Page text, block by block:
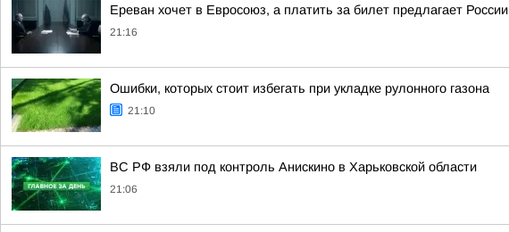
Ереван хочет в Евросоюз, а платить за билет предлагает России
21:16
Ошибки, которых стоит избегать при укладке рулонного газона
21:10
ВС РФ взяли под контроль Анискино в Харьковской области
21:06